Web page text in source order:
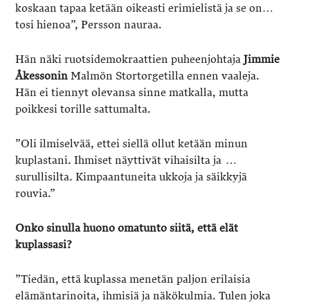
koskaan tapaa ketään oikeasti erimielistä ja se on…
tosi hienoa”, Persson nauraa.
Hän näki ruotsidemokraattien puheenjohtajaJimmie
Åkessonin Malmön Stortorgetilla ennen vaaleja.
Hän ei tiennyt olevansa sinne matkalla, mutta
poikkesi torille sattumalta.
”Oli ilmiselvää, ettei siellä ollut ketään minun
kuplastani. Ihmiset näyttivät vihaisilta ja …
surullisilta. Kimpaantuneita ukkoja ja säikkyjä
rouvia.”
Onko sinulla huono omatunto siitä, että elät
kuplassasi?
”Tiedän, että kuplassa menetän paljon erilaisia
elämäntarinoita, ihmisiä ja näkökulmia. Tulen joka